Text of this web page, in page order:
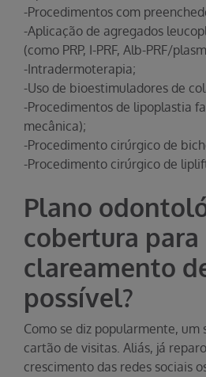
-Procedimentos com
-Aplicação de agregados
(como PRP, I-PRF, Alb-PRF/
-Intradermoterapia;
-Uso de bioestimuladores de
-Procedimentos de lipoplastia
mecânica);
-Procedimento cirúrgico de
-Procedimento cirúrgico de
Plano
cobertura para
clareamento
possível?
Como se diz popularmente, um
cartão de visitas. Aliás, já
crescimento das redes sociais